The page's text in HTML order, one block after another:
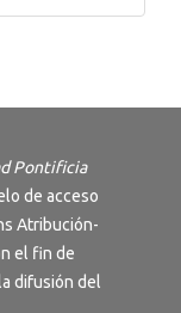
Pontificia
de acceso
Atribución-
el fin de
difusión del